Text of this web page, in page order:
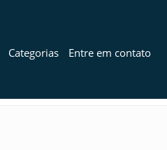
Categorias Entre em contato